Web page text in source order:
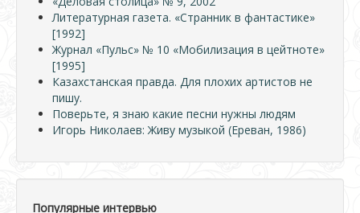
Литературная газета. «Странник в фантастике»
[1992]
Журнал «Пульс» № 10 «Мобилизация в цейтноте»
[1995]
Казахстанская правда. Для плохих артистов не
пишу.
Поверьте, я знаю какие песни нужны людям
Игорь Николаев: Живу музыкой (Ереван, 1986)
Популярные интервью